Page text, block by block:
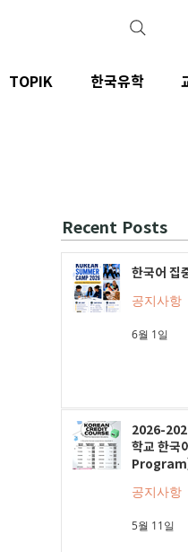
Recent Posts
한국어 집
공지사항
6월 1일
2026-
학교 한
공지사항
5월 11일
TOPIK 한국유학